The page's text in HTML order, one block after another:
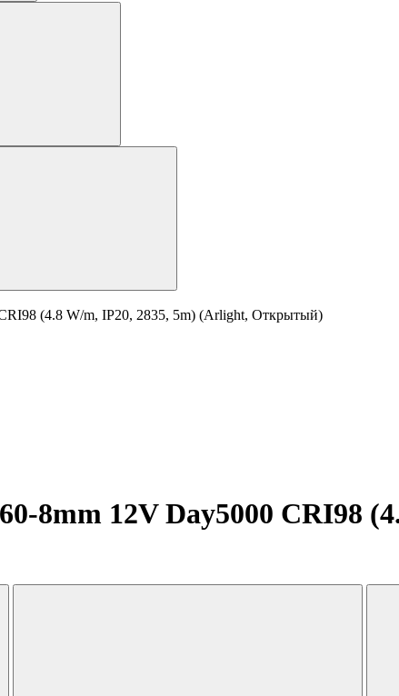
(4.8 W/m, IP20, 2835, 5m) (Arlight, Открытый)
8mm 12V Day5000 CRI98